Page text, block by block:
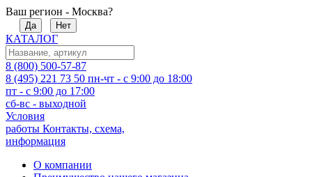
Ваш регион - Москва?
Да Нет
КАТАЛОГ
8 (800) 500-57-87
8 (495) 221 73 50 пн-чт - с 9:00 до 18:00
пт - с 9:00 до 17:00
сб-вс - выходной
Условия
работы Контакты, схема,
информация
О компании